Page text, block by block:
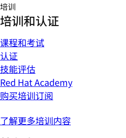
培训
培训和认证
课程和考试
认证
技能评估
Red Hat Academy
购买培训订阅
了解更多培训内容